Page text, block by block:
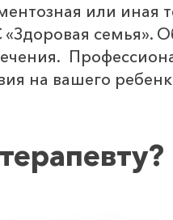
или иная
«Здоровая семья».
на вашего